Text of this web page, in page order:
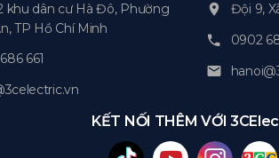
khu dân cư Hà Đô, Phường
TP Hồ Chí Minh
661
Đội 9,
0902
KẾT NỐI THÊM VỚI